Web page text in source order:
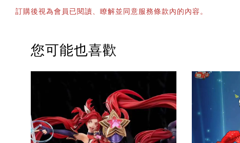
訂購後視為會員已閱讀、瞭解並同意服務條款內的內容。
您可能也喜歡